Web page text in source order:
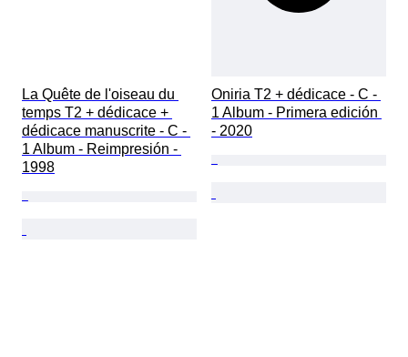
La Quête de l'oiseau du
temps T2 + dédicace +
dédicace manuscrite - C -
1 Album - Reimpresión -
1998
Oniria T2 + dédicace - C -
1 Album - Primera edición
- 2020